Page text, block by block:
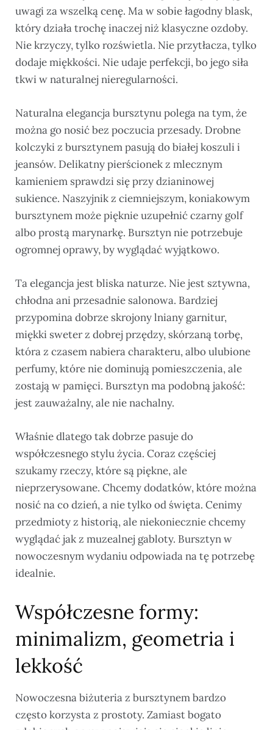
uwagi za wszelką cenę. Ma w sobie łagodny blask,
który działa trochę inaczej niż klasyczne ozdoby.
Nie krzyczy, tylko rozświetla. Nie przytłacza, tylko
dodaje miękkości. Nie udaje perfekcji, bo jego siła
tkwi w naturalnej nieregularności.
Naturalna elegancja bursztynu polega na tym, że
można go nosić bez poczucia przesady. Drobne
kolczyki z bursztynem pasują do białej koszuli i
jeansów. Delikatny pierścionek z mlecznym
kamieniem sprawdzi się przy dzianinowej
sukience. Naszyjnik z ciemniejszym, koniakowym
bursztynem może pięknie uzupełnić czarny golf
albo prostą marynarkę. Bursztyn nie potrzebuje
ogromnej oprawy, by wyglądać wyjątkowo.
Ta elegancja jest bliska naturze. Nie jest sztywna,
chłodna ani przesadnie salonowa. Bardziej
przypomina dobrze skrojony lniany garnitur,
miękki sweter z dobrej przędzy, skórzaną torbę,
która z czasem nabiera charakteru, albo ulubione
perfumy, które nie dominują pomieszczenia, ale
zostają w pamięci. Bursztyn ma podobną jakość:
jest zauważalny, ale nie nachalny.
Właśnie dlatego tak dobrze pasuje do
współczesnego stylu życia. Coraz częściej
szukamy rzeczy, które są piękne, ale
nieprzerysowane. Chcemy dodatków, które można
nosić na co dzień, a nie tylko od święta. Cenimy
przedmioty z historią, ale niekoniecznie chcemy
wyglądać jak z muzealnej gabloty. Bursztyn w
nowoczesnym wydaniu odpowiada na tę potrzebę
idealnie.
Współczesne formy:
minimalizm, geometria i
lekkość
Nowoczesna biżuteria z bursztynem bardzo
często korzysta z prostoty. Zamiast bogato